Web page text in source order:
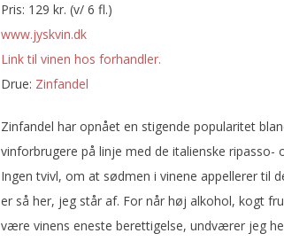
Pris: 129 kr. (v/ 6 fl.)
www.jyskvin.dk
Link til vinen hos forhandler.
Drue:
zinfandel
Zinfandel har opnået en stigende popularitet
vinforbrugere på linje med de italienske ripasso-
Ingen tvivl, om at sødmen i vinene appellerer til
er så her, jeg står af. For når høj alkohol, kogt
være vinens eneste berettigelse, undværer jeg